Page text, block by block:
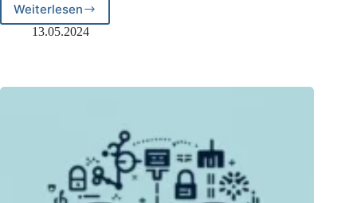
WeiterlesenDatenschutzvorfall
bei
13.05.2024